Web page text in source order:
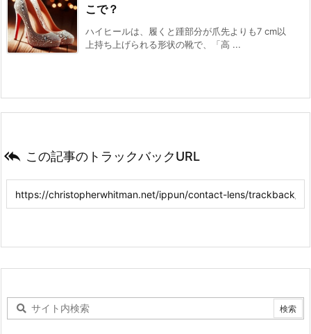
こで？
ハイヒールは、履くと踵部分が爪先よりも7 cm以
上持ち上げられる形状の靴で、「高 ...
 この記事のトラックバックURL